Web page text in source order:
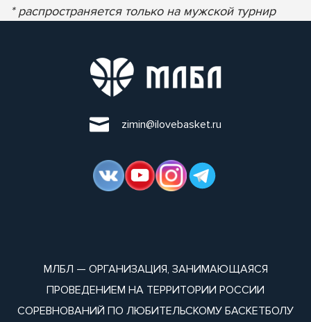
* распространяется только на мужской турнир
zimin@ilovebasket.ru
МЛБЛ — ОРГАНИЗАЦИЯ, ЗАНИМАЮЩАЯСЯ
ПРОВЕДЕНИЕМ НА ТЕРРИТОРИИ РОССИИ
СОРЕВНОВАНИЙ ПО ЛЮБИТЕЛЬСКОМУ БАСКЕТБОЛУ